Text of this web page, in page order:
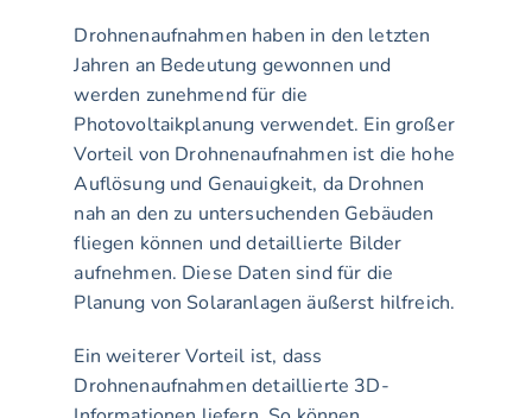
Drohnenaufnahmen haben in den letzten
Jahren an Bedeutung gewonnen und
werden zunehmend für die
Photovoltaikplanung verwendet. Ein großer
Vorteil von Drohnenaufnahmen ist die hohe
Auflösung und Genauigkeit, da Drohnen
nah an den zu untersuchenden Gebäuden
fliegen können und detaillierte Bilder
aufnehmen. Diese Daten sind für die
Planung von Solaranlagen äußerst hilfreich.
Ein weiterer Vorteil ist, dass
Drohnenaufnahmen detaillierte 3D-